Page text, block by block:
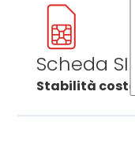
vengono
prontamente.
Scheda SIM
Stabilità